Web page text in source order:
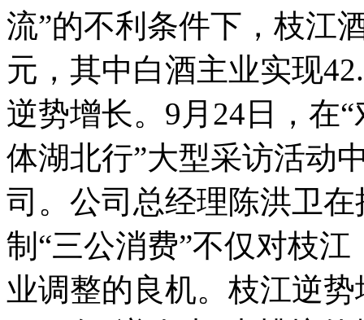
流”的不利条件下，枝江
元，其中白酒主业实现
逆势增长。9月24日，
体湖北行”大型采访活动
司。公司总经理陈洪卫
制“三公消费”不仅对枝
业调整的良机。枝江逆